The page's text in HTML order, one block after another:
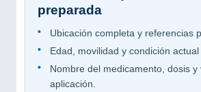
preparada
•
Ubicación completa y referencias
•
Edad, movilidad y condición
•
Nombre del medicamento, dosis y
aplicación.